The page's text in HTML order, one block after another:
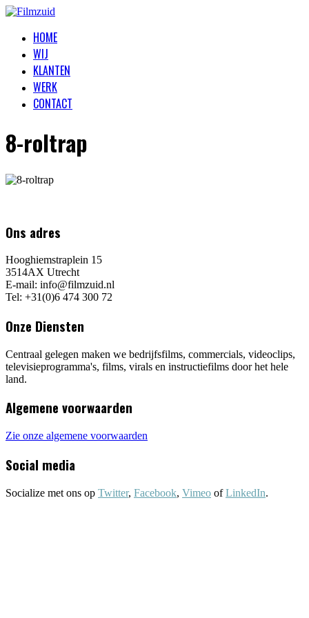
HOME
WIJ
KLANTEN
WERK
CONTACT
8-roltrap
Ons adres
Hooghiemstraplein 15
3514AX Utrecht
E-mail: info@filmzuid.nl
Tel: +31(0)6 474 300 72
Onze Diensten
Centraal gelegen maken we bedrijfsfilms, commercials, videoclips,
televisieprogramma's, films, virals en instructiefilms door het hele
land.
Algemene voorwaarden
Zie onze algemene voorwaarden
Social media
Socialize met ons op Twitter, Facebook, Vimeo ofLinkedIn.